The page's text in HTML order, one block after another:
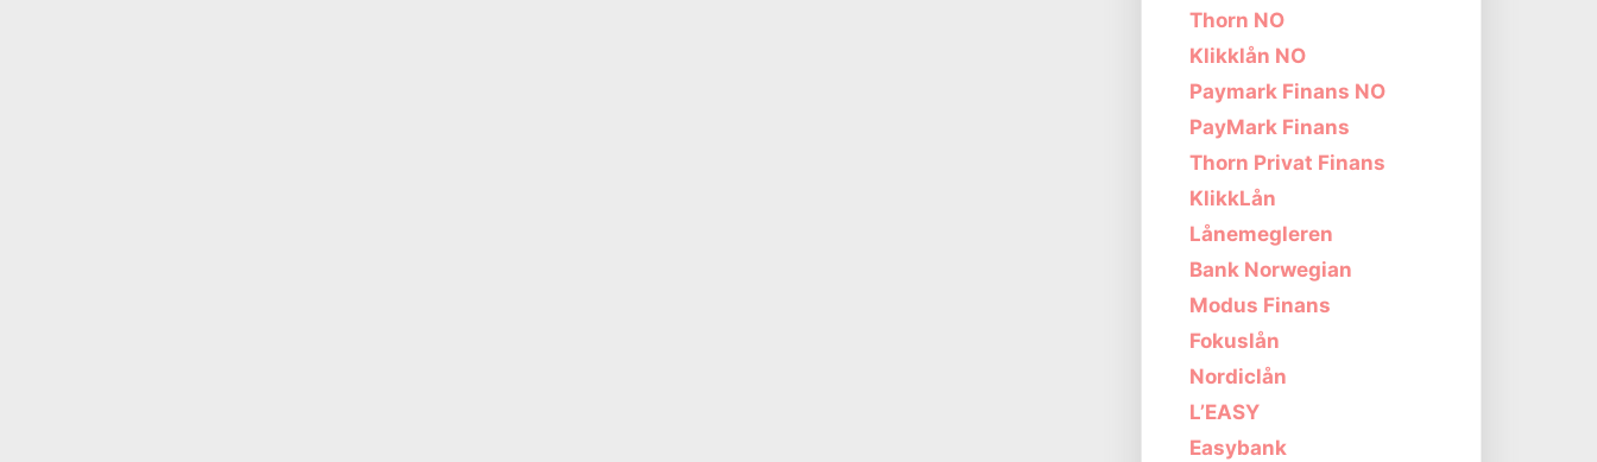
Thorn NO
Klikklån NO
Paymark Finans NO
PayMark Finans
Thorn Privat Finans
KlikkLån
Lånemegleren
Bank Norwegian
Modus Finans
Fokuslån
Nordiclån
L’EASY
Easybank